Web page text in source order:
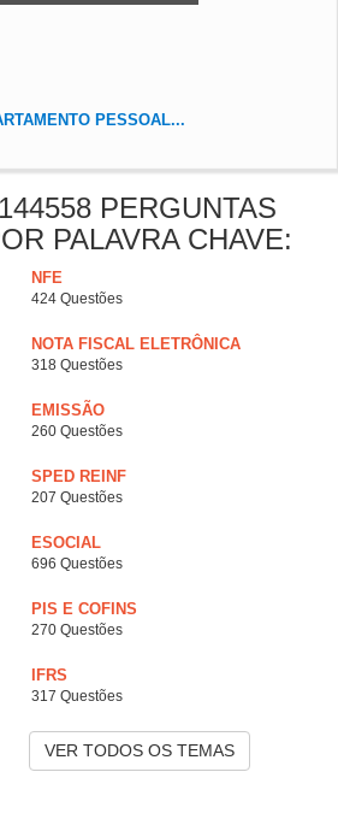
PESSOAL...
PERGUNTAS
PALAVRA CHAVE:
NFE
424 Questões
NOTA FISCAL ELETRÔNICA
318 Questões
EMISSÃO
260 Questões
SPED REINF
207 Questões
ESOCIAL
696 Questões
PIS E COFINS
270 Questões
IFRS
317 Questões
VER TODOS OS TEMAS